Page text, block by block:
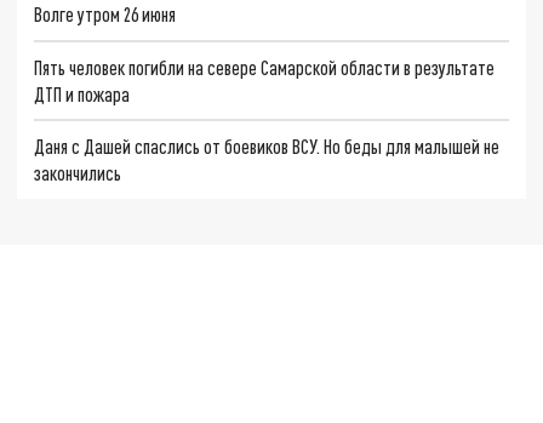
Волге утром 26 июня
Пять человек погибли на севере Самарской области в результате
ДТП и пожара
Даня с Дашей спаслись от боевиков ВСУ. Но беды для малышей не
закончились